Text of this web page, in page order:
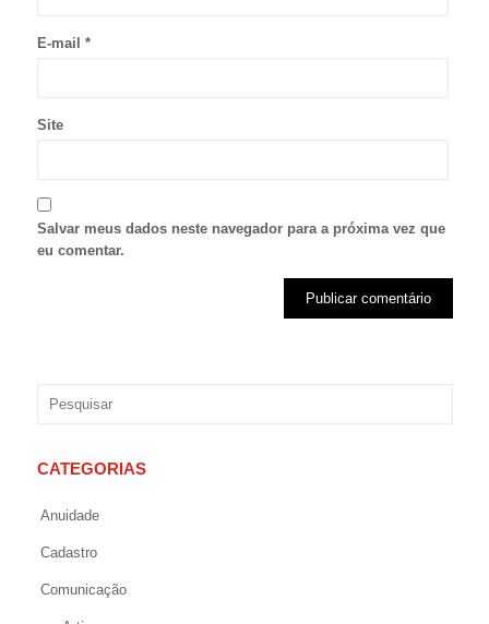
E-mail *
Site
Salvar meus dados neste navegador para a próxima vez que
eu comentar.
CATEGORIAS
Anuidade
Cadastro
Comunicação